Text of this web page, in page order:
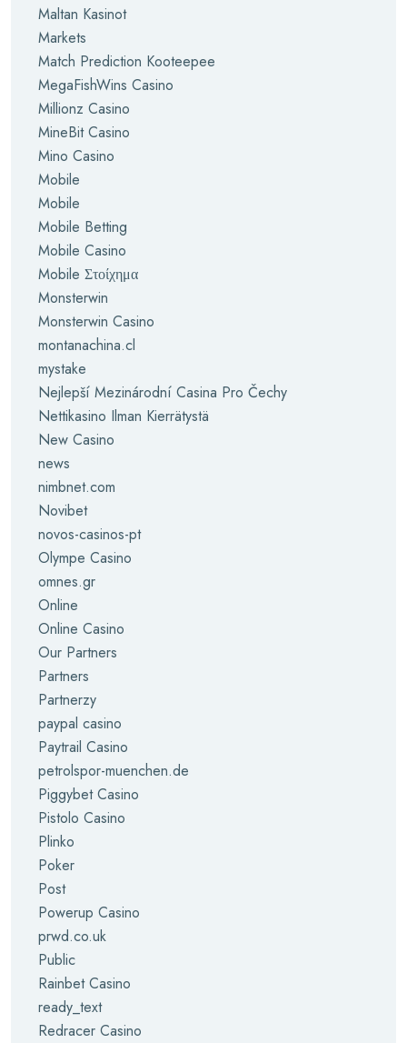
Maltan Kasinot
Markets
Match Prediction Kooteepee
MegaFishWins Casino
Millionz Casino
MineBit Casino
Mino Casino
Mobile
Mobile
Mobile Betting
Mobile Casino
Mobile Στοίχημα
Monsterwin
Monsterwin Casino
montanachina.cl
mystake
Nejlepší Mezinárodní Casina Pro Čechy
Nettikasino Ilman Kierrätystä
New Casino
news
nimbnet.com
Novibet
novos-casinos-pt
Olympe Casino
omnes.gr
Online
Online Casino
Our Partners
Partners
Partnerzy
paypal casino
Paytrail Casino
petrolspor-muenchen.de
Piggybet Casino
Pistolo Casino
Plinko
Poker
Post
Powerup Casino
prwd.co.uk
Public
Rainbet Casino
ready_text
Redracer Casino